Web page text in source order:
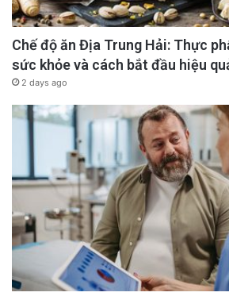
Chế độ ăn Địa Trung Hải: Thực
sức khỏe và cách bắt đầu hiệu
2 days ago